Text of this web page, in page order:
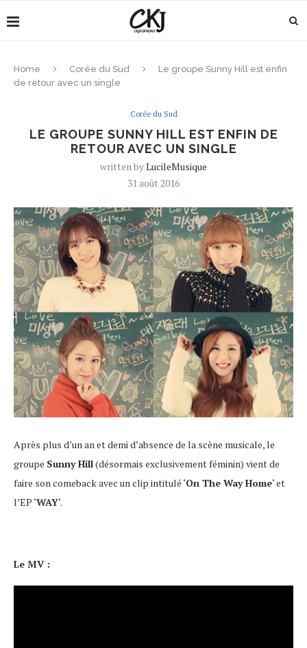
Home Corée du Sud
Le groupe Sunny Hill est enfin
de retour avec un single
Corée du Sud
LE GROUPE SUNNY HILL EST ENFIN DE
RETOUR AVEC UN SINGLE
written byLucileMusique
31 août 2016
Après plus d’un an et demi d’absence de la scène musicale, le
groupe Sunny Hill(désormais exclusivement féminin) vient de
faire son comeback avec un clip intitulé ‘On The Way Home‘ et
l’EP ‘WAY‘.
Le MV :